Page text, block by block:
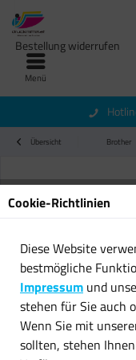
Menü
Bestellung widerrufen
Übersicht Brother
Cookie-Richtlinien
Diese Website
bestmögliche
Impressum und
stehen für Sie auch
Wenn Sie mit
sollten, stehen